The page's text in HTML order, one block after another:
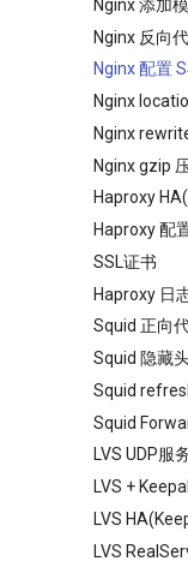
Nginx 添加
Nginx 反向
Nginx 配置
Nginx
Nginx
Nginx gzip
Haproxy
Haproxy 配
SSL证书
Haproxy 日
Squid 正向
Squid 隐藏
Squid
Squid
LVS UDP服
LVS +
LVS
LVS